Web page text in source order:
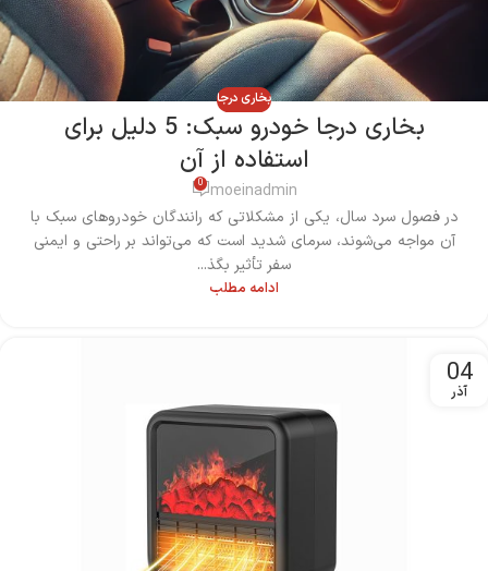
بخاری درجا
بخاری درجا خودرو سبک: 5 دلیل برای
استفاده از آن
moeinadmin
0
در فصول سرد سال، یکی از مشکلاتی که رانندگان خودروهای سبک با
آن مواجه می‌شوند، سرمای شدید است که می‌تواند بر راحتی و ایمنی
سفر تأثیر بگذ...
ادامه مطلب
04
آذر